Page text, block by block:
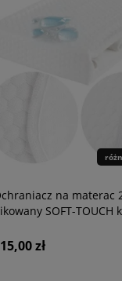
na materac
SOFT-TOUCH
zł